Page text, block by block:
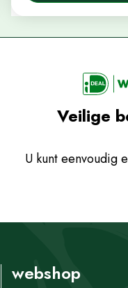
Veilige
U kunt eenvoudig
webshop